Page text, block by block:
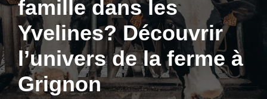
famille dans les
Yvelines? Découvrir
l’univers de la ferme à
Grignon